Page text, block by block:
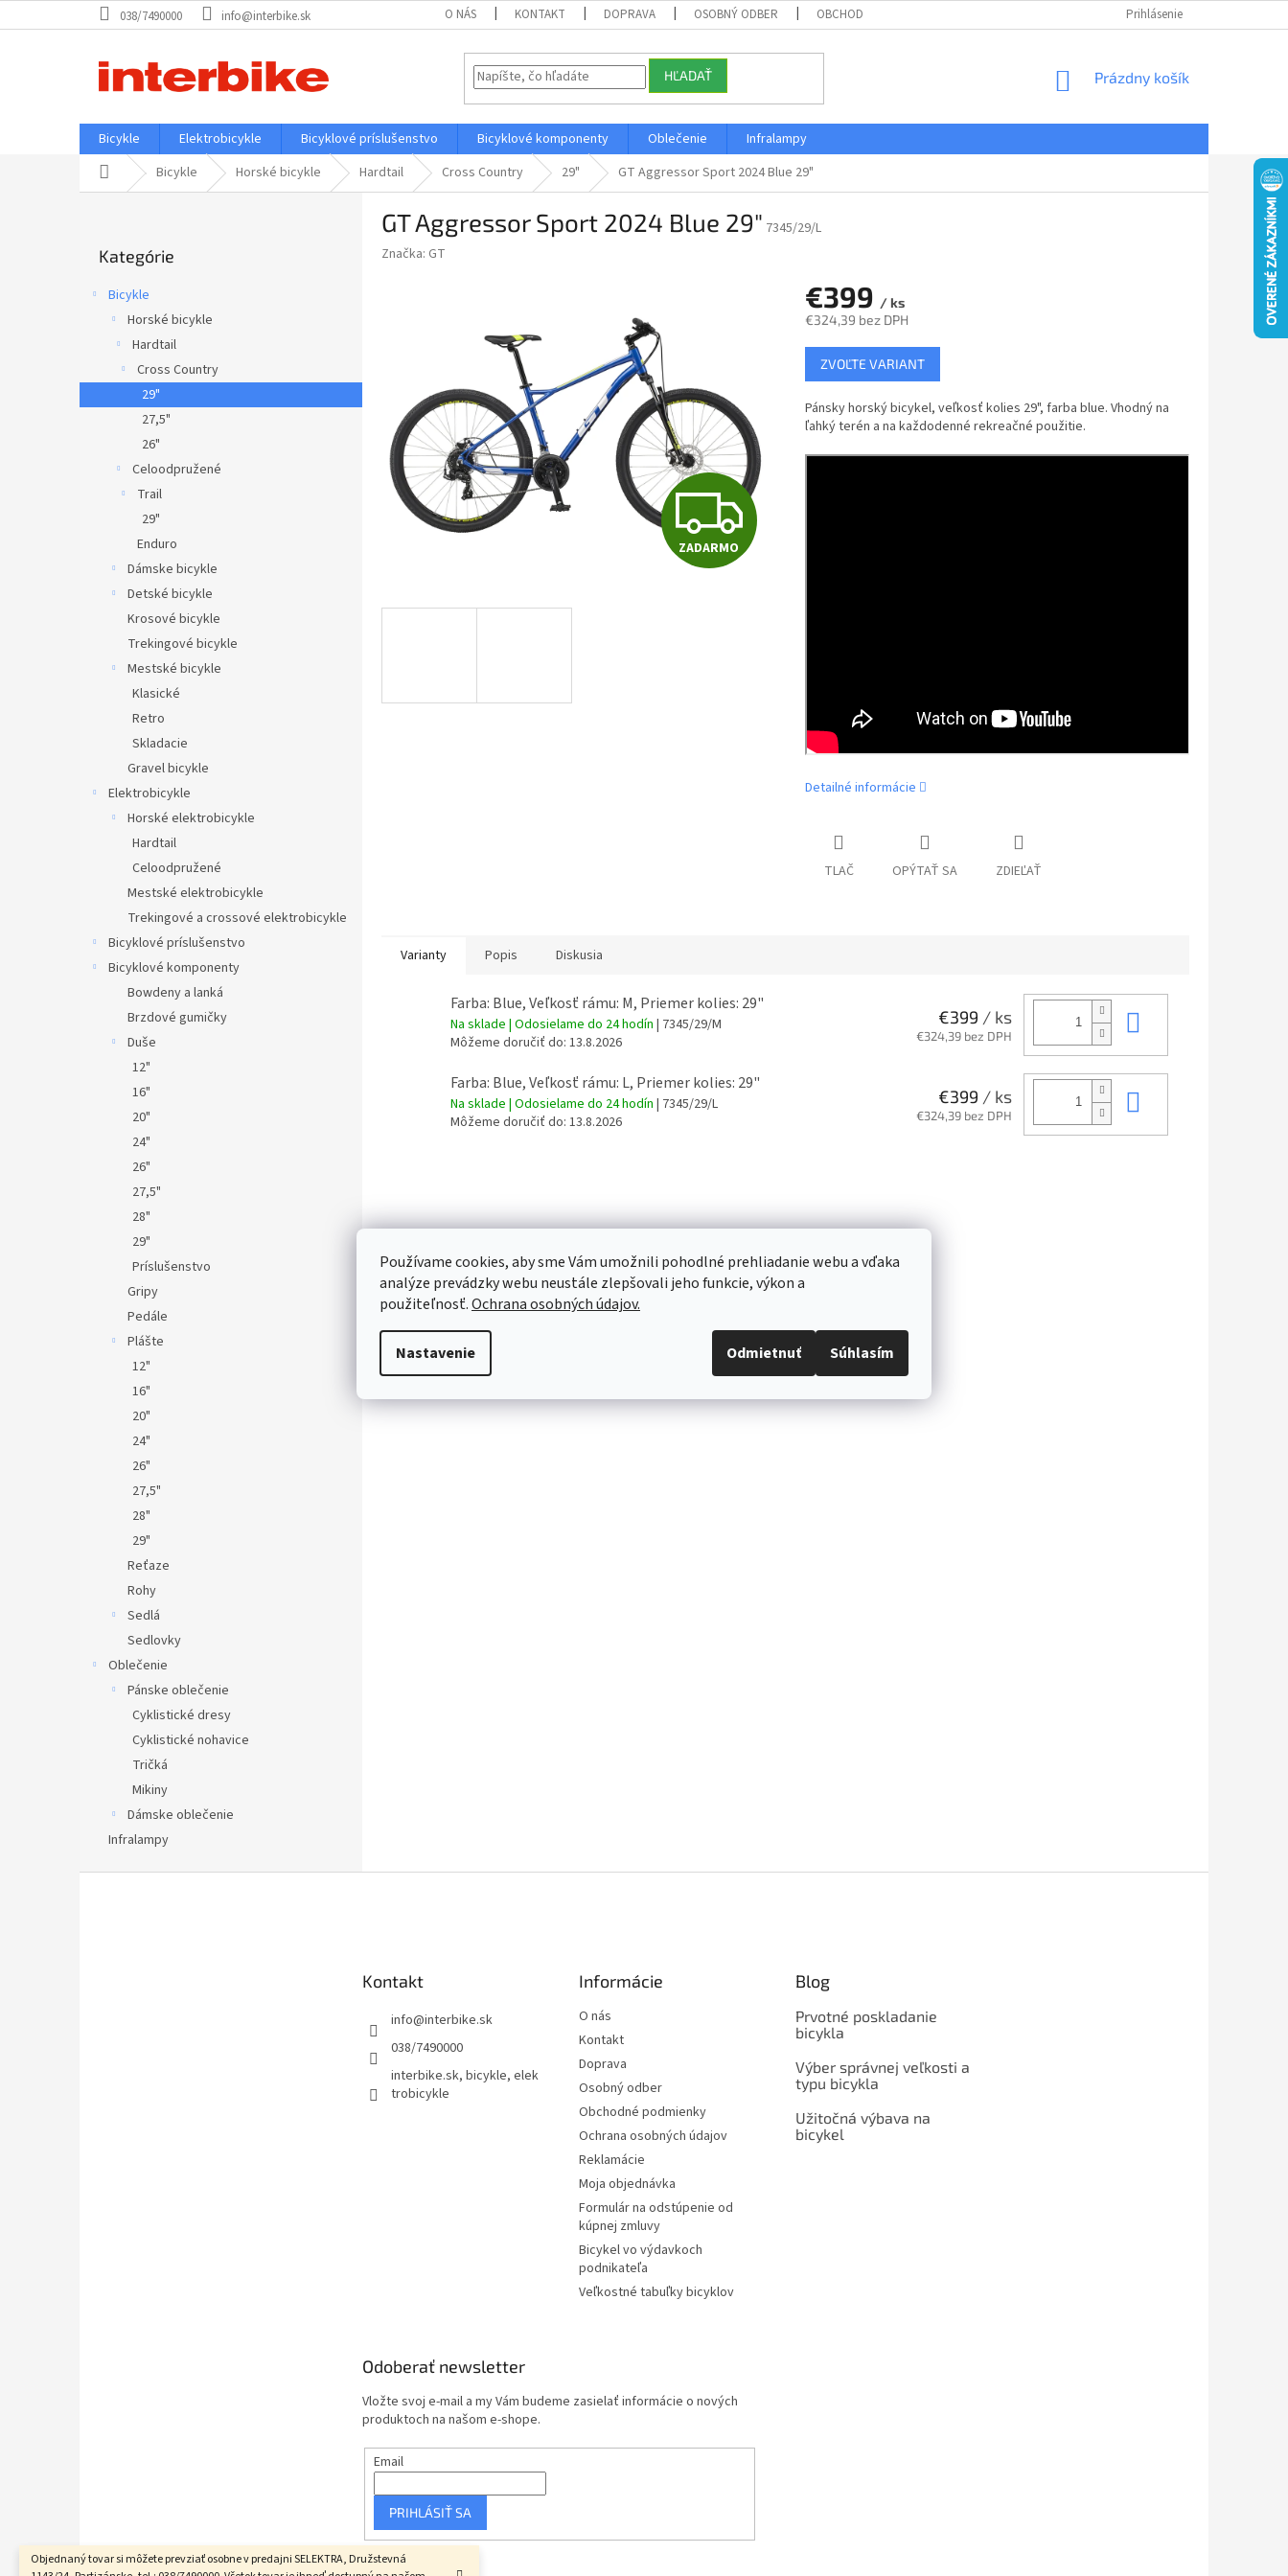
Používame cookies, aby sme Vám umožnili pohodlné prehliadanie webu a vďaka
analýze prevádzky webu neustále zlepšovali jeho funkcie, výkon a
použiteľnosť.Ochrana osobných údajov.
Nastavenie Odmietnuť Súhlasím
na
Objednaný tovar si môžete prevziať osobne v predajni SELEKTRA, Družstevná
038/7490000 info@interbike.sk O NÁS KONTAKT DOPRAVA OSOBNÝ ODBER OBCHODNÉ PODMIENKY OCHRANA OSOBNÝCH ÚDAJOV REKLAMÁCIE
Prihlásenie
HĽADAŤ
NÁKUPNÝ
Prázdny košík
Bicykle Elektrobicykle Bicyklové príslušenstvo Bicyklové komponenty Oblečenie
Infralampy
DomovBicykle Horské bicykle Hardtail Cross Country 29" GT Aggressor Sport 2024 Blue 29"
kategórie
Kategórie
Bicykle
Horské bicykle
Hardtail
Cross Country
29"
27,5"
26"
Celoodpružené
Trail
29"
Enduro
Dámske bicykle
Detské bicykle
Krosové bicykle
Trekingové bicykle
Mestské bicykle
Klasické
Retro
Skladacie
Gravel bicykle
Elektrobicykle
Horské elektrobicykle
Hardtail
Celoodpružené
Mestské elektrobicykle
Trekingové a crossové elektrobicykle
Bicyklové príslušenstvo
Bicyklové komponenty
Bowdeny a lanká
Brzdové gumičky
Duše
12"
16"
20"
24"
26"
27,5"
28"
29"
Príslušenstvo
Gripy
Pedále
Plášte
12"
16"
20"
24"
26"
27,5"
28"
29"
Reťaze
Rohy
Sedlá
Sedlovky
Oblečenie
Pánske oblečenie
Cyklistické dresy
Cyklistické nohavice
Tričká
Mikiny
Dámske oblečenie
Infralampy
GT Aggressor Sport 2024 Blue 29" 7345/29/L
Značka: GT
Z
A
ZADARMO
€399 / ks
€324,39 bez DPH
Jednotková
cena:
ZVOĽTE VARIANT
Pánsky horský bicykel, veľkosť kolies 29", farba blue. Vhodný na
ľahký terén a na každodenné rekreačné použitie.
Detailné informácie
TLAČ OPÝTAŤ SA ZDIEĽAŤ
Varianty Popis Diskusia
Farba: Blue, Veľkosť rámu: M, Priemer kolies: 29"
Na sklade | Odosielame do 24 hodín | 7345/29/M
Môžeme doručiť do: 13.8.2026
€399 / ks
€324,39 bez DPH
Farba: Blue, Veľkosť rámu: L, Priemer kolies: 29"
Na sklade | Odosielame do 24 hodín | 7345/29/L
Môžeme doručiť do: 13.8.2026
€399 / ks
€324,39 bez DPH
Kontakt
info@interbike.sk
038/7490000
interbike.sk, bicykle, elek
trobicykle
Informácie
O nás
Kontakt
Doprava
Osobný odber
Obchodné podmienky
Ochrana osobných údajov
Reklamácie
Moja objednávka
Formulár na odstúpenie od
kúpnej zmluvy
Bicykel vo výdavkoch
podnikateľa
Veľkostné tabuľky bicyklov
Blog
Prvotné poskladanie
bicykla
Výber správnej veľkosti a
typu bicykla
Užitočná výbava na
bicykel
Odoberať newsletter
Vložte svoj e-mail a my Vám budeme zasielať informácie o nových
produktoch na našom e-shope.
Email
PRIHLÁSIŤ SA